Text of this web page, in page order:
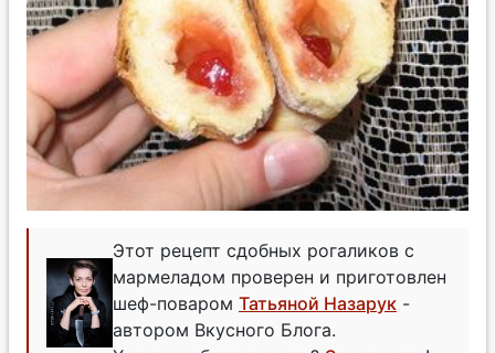
Этот рецепт сдобных рогаликов с
мармеладом проверен и приготовлен
шеф-поваром Татьяной Назарук -
автором Вкусного Блога.